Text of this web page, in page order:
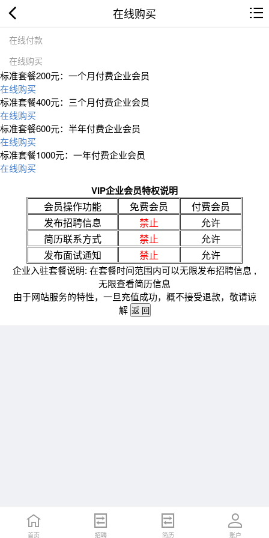
在线购买
在线付款
在线购买
标准套餐200元：一个月付费企业会员
在线购买
标准套餐400元：三个月付费企业会员
在线购买
标准套餐600元：半年付费企业会员
在线购买
标准套餐1000元：一年付费企业会员
在线购买
VIP企业会员特权说明
会员操作功能 免费会员
付费会员
发布招聘信息
禁止
允许
简历联系方式
禁止
允许
发布面试通知
禁止 允许
企业入驻套餐说明: 在套餐时间范围内可以无限发布招聘信息 ,
无限查看简历信息
由于网站服务的特性，一旦充值成功，概不接受退款，敬请谅
解
首页 招聘 简历 账户